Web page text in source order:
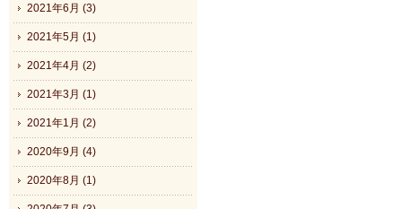
2021年6月 (3)
2021年5月 (1)
2021年4月 (2)
2021年3月 (1)
2021年1月 (2)
2020年9月 (4)
2020年8月 (1)